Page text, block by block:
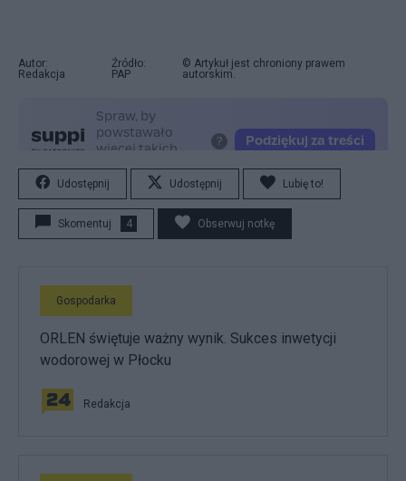
Autor:
Redakcja
Źródło:
PAP
© Artykuł jest chroniony prawem
autorskim.
Udostępnij Udostępnij Lubię to!
Skomentuj 4 Obserwuj notkę
Gospodarka
ORLEN świętuje ważny wynik. Sukces inwetycji
wodorowej w Płocku
Redakcja